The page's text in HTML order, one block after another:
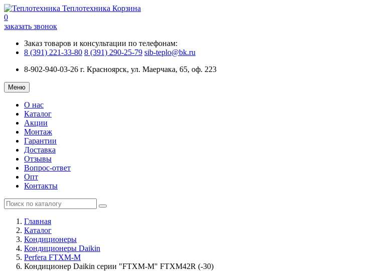
Теплотехника Корзина
0
заказать звонок
Заказ товаров и консультации по телефонам:
8 (391) 221-33-80 8 (391) 290-25-79 sib-teplo@bk.ru
8-902-940-03-26 г. Красноярск, ул. Маерчака, 65, оф. 223
Меню
О нас
Каталог
Акции
Монтаж
Гарантии
Доставка
Отзывы
Вопрос-ответ
Опт
Контакты
Главная
Каталог
Кондиционеры
Кондиционеры Daikin
Perfera FTXM-M
Кондиционер Daikin серии "FTXM-M" FTXM42R (-30)